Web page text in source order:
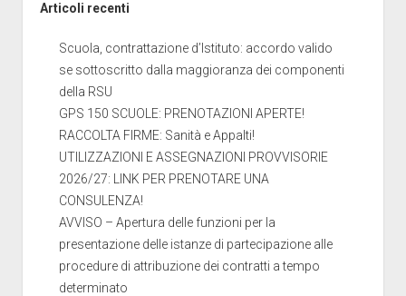
Articoli recenti
Scuola, contrattazione d’Istituto: accordo valido
se sottoscritto dalla maggioranza dei componenti
della RSU
GPS 150 SCUOLE: PRENOTAZIONI APERTE!
RACCOLTA FIRME: Sanità e Appalti!
UTILIZZAZIONI E ASSEGNAZIONI PROVVISORIE
2026/27: LINK PER PRENOTARE UNA
CONSULENZA!
AVVISO – Apertura delle funzioni per la
presentazione delle istanze di partecipazione alle
procedure di attribuzione dei contratti a tempo
determinato